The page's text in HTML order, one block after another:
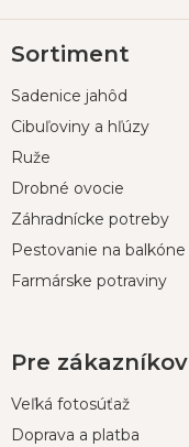
á
ä
Sortiment
Sadenice jahôd
Cibuľoviny a hľúzy
Ruže
Drobné ovocie
Záhradnícke potreby
Pestovanie na balkóne
Farmárske potraviny
Pre zákazníkov
Veľká fotosúťaž
Doprava a platba